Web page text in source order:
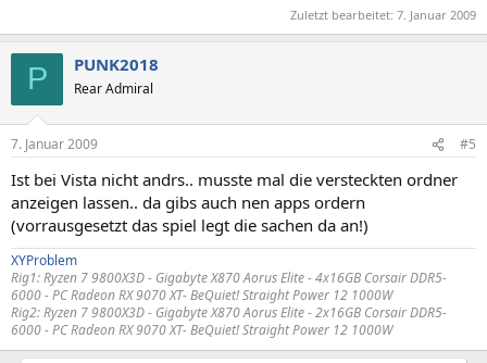
Zuletzt bearbeitet: 7. Januar 2009
P PUNK2018
Rear Admiral
7. Januar 2009 #5
Ist bei Vista nicht andrs.. musste mal die versteckten ordner
anzeigen lassen.. da gibs auch nen apps ordern
(vorrausgesetzt das spiel legt die sachen da an!)
XYProblem
Rig1:Ryzen 7 9800X3D - Gigabyte X870 Aorus Elite - 4x16GB Corsair DDR5-
6000 -PC Radeon RX 9070 XT- BeQuiet! Straight Power 12 1000W
Rig2:Ryzen 7 9800X3D - Gigabyte X870 Aorus Elite - 2x16GB Corsair DDR5-
6000 -PC Radeon RX 9070 XT- BeQuiet! Straight Power 12 1000W